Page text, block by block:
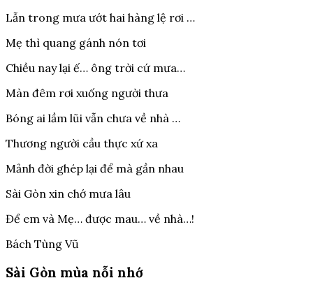
Lẫn trong mưa ướt hai hàng lệ rơi …
Mẹ thì quang gánh nón tơi
Chiều nay lại ế… ông trời cứ mưa…
Màn đêm rơi xuống người thưa
Bóng ai lầm lũi vẫn chưa về nhà …
Thương người cầu thực xứ xa
Mảnh đời ghép lại để mà gần nhau
Sài Gòn xin chớ mưa lâu
Để em và Mẹ… được mau… về nhà…!
Bách Tùng Vũ
Sài Gòn mùa nỗi nhớ